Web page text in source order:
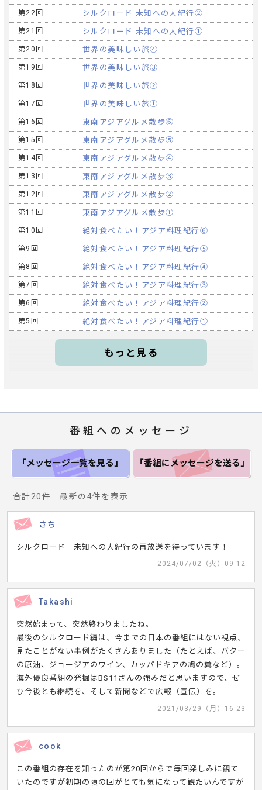
第22回 シルクロード 未知への大紀行②
第21回 シルクロード 未知への大紀行①
第20回 世界の美味しい旅④
第19回 世界の美味しい旅③
第18回 世界の美味しい旅②
第17回 世界の美味しい旅①
第16回 東南アジアグルメ散歩⑥
第15回 東南アジアグルメ散歩⑤
第14回 東南アジアグルメ散歩④
第13回 東南アジアグルメ散歩③
第12回 東南アジアグルメ散歩②
第11回 東南アジアグルメ散歩①
第10回 絶対食べたい！アジア料理紀行⑥
第9回 絶対食べたい！アジア料理紀行⑤
第8回 絶対食べたい！アジア料理紀行④
第7回 絶対食べたい！アジア料理紀行③
第6回 絶対食べたい！アジア料理紀行②
第5回 絶対食べたい！アジア料理紀行①
もっと見る
番組へのメッセージ
「メッセージ一覧を見る」 「番組にメッセージを送る」
合計20件 最新の4件を表示
さち
シルクロード 未知への大紀行の再放送を待っています！
2024/07/02（火）09:12
Takashi
突然始まって、突然終わりましたね。
最後のシルクロード編は、今までの日本の番組にはない視点、
見たことがない事例がたくさんありました（たとえば、バクー
の原油、ジョージアのワイン、カッパドキアの鳩の糞など）。
海外優良番組の発掘はBS11さんの強みだと思いますので、ぜ
ひ今後とも継続を、そして新聞などで広報（宣伝）を。
2021/03/29（月）16:23
cook
この番組の存在を知ったのが第20回からで毎回楽しみに観て
いたのですが初期の頃の回がとても気になって観たいんですが